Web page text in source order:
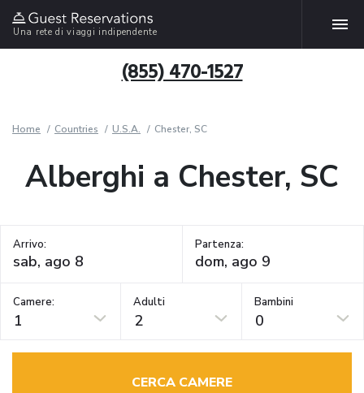
Una rete di viaggi indipendente
(855) 470-1527
Home Countries U.S.A. Chester, SC
Alberghi a Chester, SC
Arrivo: Partenza:
Camere:
1
Adulti
2
Bambini
0
CERCA CAMERE